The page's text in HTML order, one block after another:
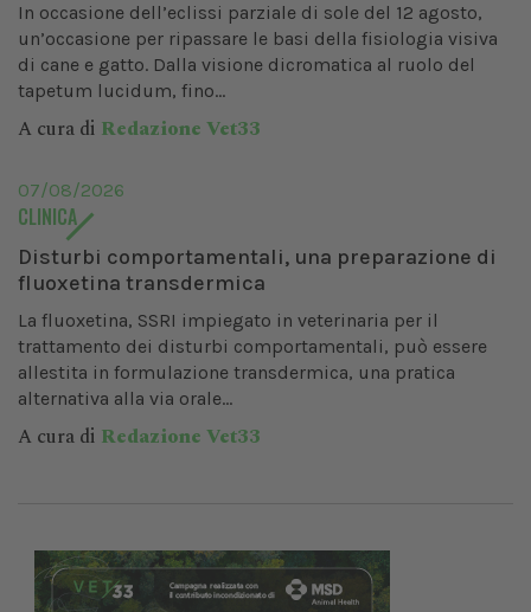
In occasione dell’eclissi parziale di sole del 12 agosto,
un’occasione per ripassare le basi della fisiologia visiva
di cane e gatto. Dalla visione dicromatica al ruolo del
tapetum lucidum, fino...
A cura di Redazione Vet33
07/08/2026
CLINICA
Disturbi comportamentali, una preparazione di
fluoxetina transdermica
La fluoxetina, SSRI impiegato in veterinaria per il
trattamento dei disturbi comportamentali, può essere
allestita in formulazione transdermica, una pratica
alternativa alla via orale...
A cura di Redazione Vet33